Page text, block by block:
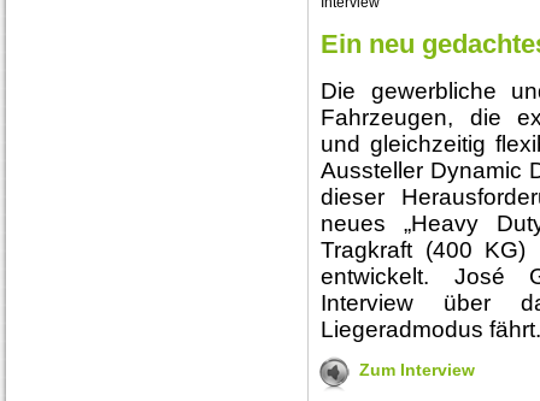
Ein neu
Die gewerbliche
Fahrzeugen, die
und gleichzeitig
Aussteller Dynamic
dieser
neues „Heavy
Tragkraft (400 KG)
entwickelt. José
Interview über
Liegeradmodus fährt.
Zum Interview